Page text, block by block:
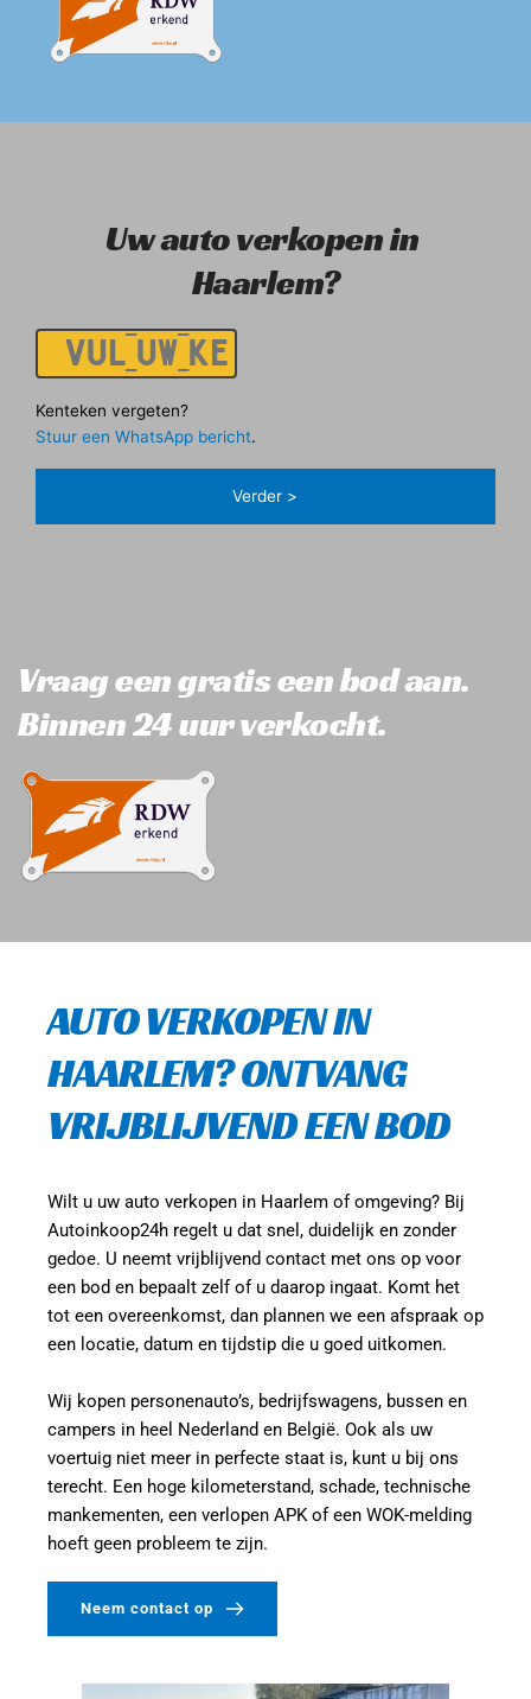
Uw auto verkopen in
Haarlem?
Kenteken
Kenteken vergeten?
Stuur een WhatsApp bericht.
Vraag een gratis een bod aan.
Binnen 24 uur verkocht.
AUTO VERKOPEN IN
HAARLEM? ONTVANG
VRIJBLIJVEND EEN BOD
Wilt u uw auto verkopen in Haarlem of omgeving? Bij
Autoinkoop24h regelt u dat snel, duidelijk en zonder
gedoe. U neemt vrijblijvend contact met ons op voor
een bod en bepaalt zelf of u daarop ingaat. Komt het
tot een overeenkomst, dan plannen we een afspraak op
een locatie, datum en tijdstip die u goed uitkomen.
Wij kopen personenauto’s, bedrijfswagens, bussen en
campers in heel Nederland en België. Ook als uw
voertuig niet meer in perfecte staat is, kunt u bij ons
terecht. Een hoge kilometerstand, schade, technische
mankementen, een verlopen APK of een WOK-melding
hoeft geen probleem te zijn.
Neem contact op